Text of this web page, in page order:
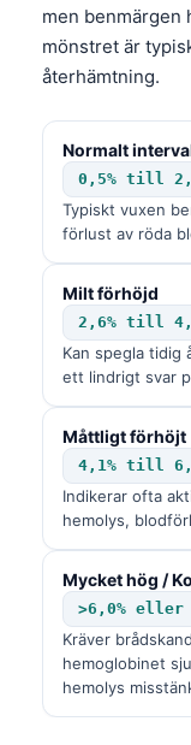
men benmärgen
mönstret är
återhämtning.
Normalt
0,5% till
Typiskt vuxen
förlust av röda
Milt förhöjd
2,6% till
Kan spegla tidig
ett lindrigt svar
Måttligt förhöjt
4,1% till
Indikerar ofta
hemolys,
Mycket hög /
>6,0% eller
Kräver
hemoglobinet
hemolys